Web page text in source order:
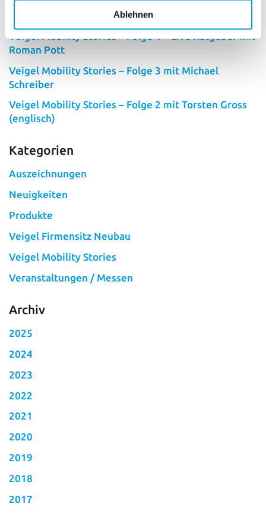
Ablehnen
Roman Pott
Veigel Mobility Stories – Folge 3 mit Michael
Schreiber
Veigel Mobility Stories – Folge 2 mit Torsten Gross
(englisch)
Kategorien
Auszeichnungen
Neuigkeiten
Produkte
Veigel Firmensitz Neubau
Veigel Mobility Stories
Veranstaltungen / Messen
Archiv
2025
2024
2023
2022
2021
2020
2019
2018
2017